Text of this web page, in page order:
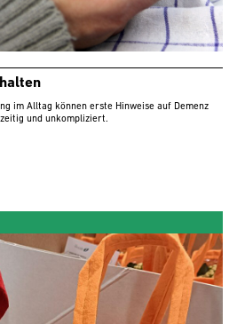
im Alltag können erste Hinweise auf Demenz
und unkompliziert.